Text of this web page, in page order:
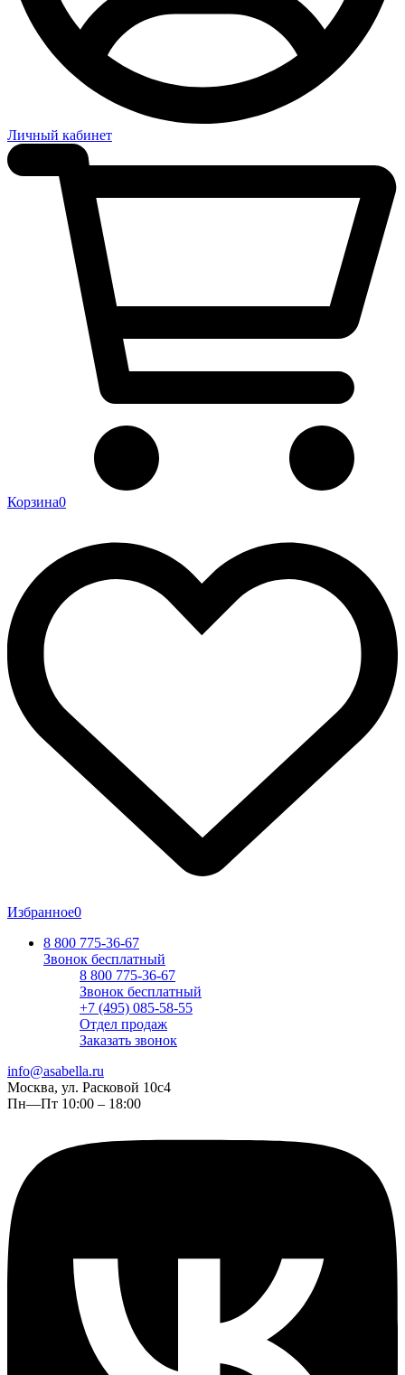
Личный кабинет
Корзина0
Избранное0
8 800 775-36-67
Звонок бесплатный
8 800 775-36-67
Звонок бесплатный
+7 (495) 085-58-55
Отдел продаж
Заказать звонок
info@asabella.ru
Москва, ул. Расковой 10с4
Пн—Пт 10:00 – 18:00